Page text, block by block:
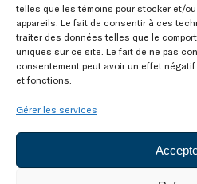
telles que les témoins pour stocker et/
appareils. Le fait de consentir à ces
traiter des données telles que le
uniques sur ce site. Le fait de ne pas
consentement peut avoir un effet
et fonctions.
Gérer les services
Nos réseaux